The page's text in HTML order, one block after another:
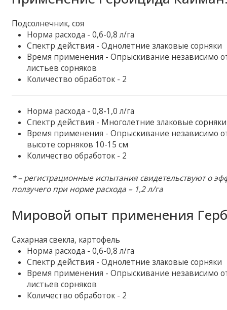
Подсолнечник, соя
Норма расхода - 0,6-0,8 л/га
Спектр действия - Однолетние злаковые сорняки
Время применения - Опрыскивание независимо
листьев сорняков
Количество обработок - 2
Норма расхода - 0,8-1,0 л/га
Спектр действия - Многолетние злаковые сорняки
Время применения - Опрыскивание независимо
высоте сорняков 10-15 см
Количество обработок - 2
* – регистрационные испытания свидетельствуют о
ползучего при норме расхода – 1,2 л/га
Мировой опыт применения
Сахарная свекла, картофель
Норма расхода - 0,6-0,8 л/га
Спектр действия - Однолетние злаковые сорняки
Время применения - Опрыскивание независимо
листьев сорняков
Количество обработок - 2